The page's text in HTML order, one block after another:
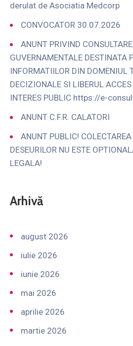
derulat de Asociatia Medcorp
CONVOCATOR 30.07.2026
ANUNT PRIVIND
GUVERNAMENTALE DESTINATA
INFORMATIILOR DIN DOMENIUL
DECIZIONALE SI LIBERUL
INTERES PUBLIC https://e-
ANUNT C.F.R. CALATORI
ANUNT PUBLIC!
DESEURILOR NU ESTE
LEGALA!
Arhivă
august 2026
iulie 2026
iunie 2026
mai 2026
aprilie 2026
martie 2026